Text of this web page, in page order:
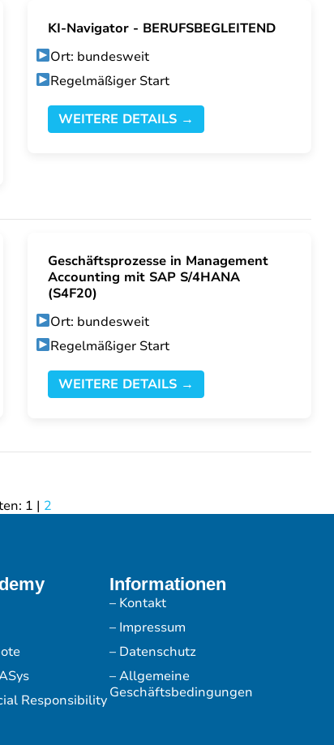
KI-Navigator - BERUFSBEGLEITEND
Ort: bundesweit
Regelmäßiger Start
WEITERE DETAILS →
Geschäftsprozesse in Management
Accounting mit SAP S/4HANA
(S4F20)
Ort: bundesweit
Regelmäßiger Start
WEITERE DETAILS →
1 | 2
Responsibility
Informationen
– Kontakt
– Impressum
– Datenschutz
– Allgemeine
Geschäftsbedingungen